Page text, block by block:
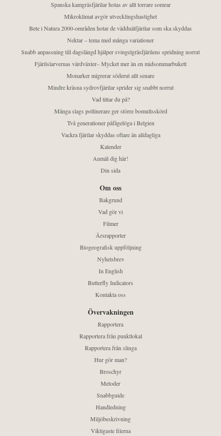
Spanska kamgräsfjärilar hotas av allt torrare somrar
Mikroklimat avgör utvecklingshastighet
Bete i Natura 2000-områden hotar de väddnätfjärilar som ska skyddas
Nektar – tema med många variationer
Snabb anpassning till dagslängd hjälper svingelgräsfjärilens spridning norrut
Fjärilslarvernas värdväxter– Mycket mer än en midsommarbukett
Monarker migrerar söderut allt senare
Mindre kräsna sydrovfjärilar sprider sig snabbt norrut
Vad tittar du på?
Många slags pollinerare ger större bomullsskörd
Två generationer påfågelöga i Belgien
Vackra fjärilar skyddas oftare än alldagliga
Kalender
Anmäl dig här!
Din sida
Om oss
Bakgrund
Vad gör vi
Filmer
Årsrapporter
Biogeografisk uppföljning
Nyhetsbrev
In English
Butterfly Indicators
Kontakta oss
Övervakningen
Rapportera
Rapportera från punktlokal
Rapportera från slinga
Hur gör man?
Broschyr
Metoder
Snabbguide
Handledning
Miljöbeskrivning
Viktigaste filerna